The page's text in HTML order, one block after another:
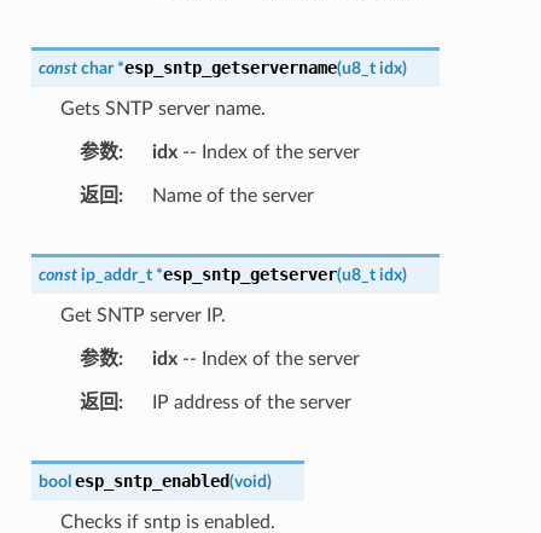
const char *esp_sntp_getservername(u8_t idx)
Gets SNTP server name.
参数 idx-- Index of the server
返回 Name of the server
const ip_addr_t *esp_sntp_getserver(u8_t idx)
Get SNTP server IP.
参数 idx-- Index of the server
返回 IP address of the server
bool esp_sntp_enabled(void)
Checks if sntp is enabled.